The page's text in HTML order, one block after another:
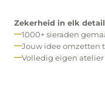
Zekerheid in elk
1000+ sieraden
Jouw idee omzetten
Volledig eigen atelier